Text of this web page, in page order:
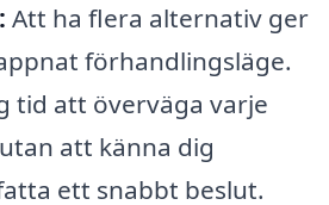
Att ha flera alternativ ger
förhandlingsläge.
tid att överväga varje
att känna dig
ett snabbt beslut.